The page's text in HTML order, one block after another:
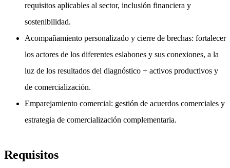
requisitos aplicables al sector, inclusión financiera y
sostenibilidad.
Acompañamiento personalizado y cierre de brechas: fortalecer
los actores de los diferentes eslabones y sus conexiones, a la
luz de los resultados del diagnóstico + activos productivos y
de comercialización.
Emparejamiento comercial: gestión de acuerdos comerciales y
estrategia de comercialización complementaria.
Requisitos